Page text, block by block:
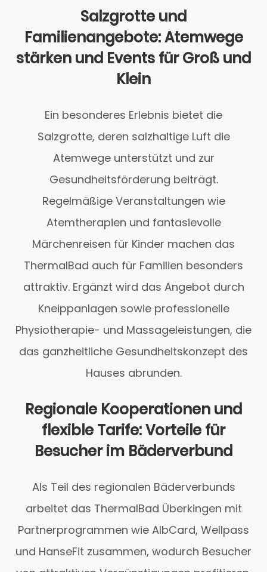
Salzgrotte und
Familienangebote: Atemwege
stärken und Events für Groß und
Klein
Ein besonderes Erlebnis bietet die
Salzgrotte, deren salzhaltige Luft die
Atemwege unterstützt und zur
Gesundheitsförderung beiträgt.
Regelmäßige Veranstaltungen wie
Atemtherapien und fantasievolle
Märchenreisen für Kinder machen das
ThermalBad auch für Familien besonders
attraktiv. Ergänzt wird das Angebot durch
Kneippanlagen sowie professionelle
Physiotherapie- und Massageleistungen, die
das ganzheitliche Gesundheitskonzept des
Hauses abrunden.
Regionale Kooperationen und
flexible Tarife: Vorteile für
Besucher im Bäderverbund
Als Teil des regionalen Bäderverbunds
arbeitet das ThermalBad Überkingen mit
Partnerprogrammen wie AlbCard, Wellpass
und HanseFit zusammen, wodurch Besucher